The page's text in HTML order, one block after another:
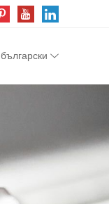
български